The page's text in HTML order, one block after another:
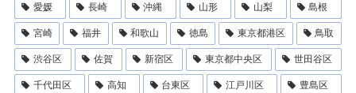
愛媛 長崎 沖縄 山形 山梨 島根
宮崎 福井 和歌山 徳島 東京都港区 鳥取
渋谷区 佐賀 新宿区 東京都中央区 世田谷区
千代田区 高知 台東区 江戸川区 豊島区